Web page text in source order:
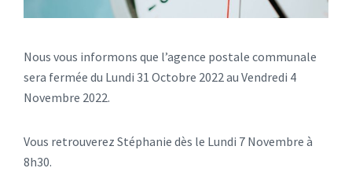
Nous vous informons que l’agence postale communale
sera fermée du Lundi 31 Octobre 2022 au Vendredi 4
Novembre 2022.
Vous retrouverez Stéphanie dès le Lundi 7 Novembre à
8h30.